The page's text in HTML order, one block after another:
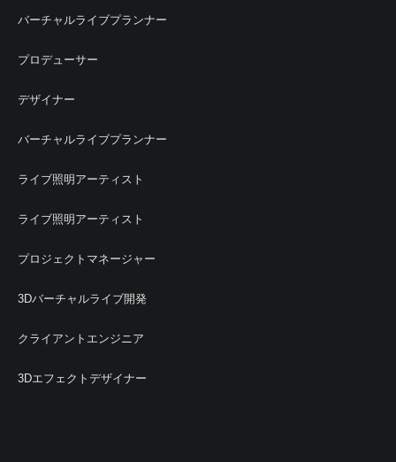
バーチャルライブプランナー
プロデューサー
デザイナー
バーチャルライブプランナー
ライブ照明アーティスト
ライブ照明アーティスト
プロジェクトマネージャー
3Dバーチャルライブ開発
クライアントエンジニア
3Dエフェクトデザイナー